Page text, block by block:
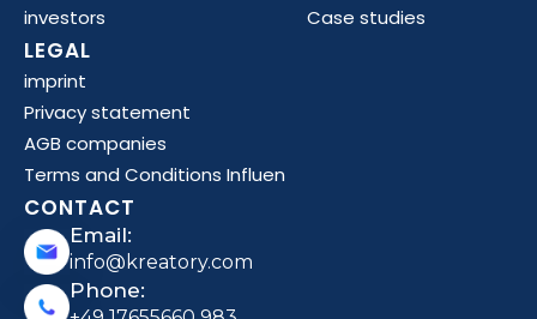
investors
Case studies
LEGAL
imprint
Privacy statement
AGB companies
Terms and Conditions Influen
CONTACT
Email:
info@kreatory.com
Phone: